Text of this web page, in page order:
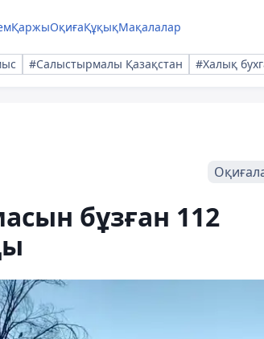
ҚаржыОқиғаҚұқықМақалалар
#Салыстырмалы Қазақстан #Халық
бұзған 112